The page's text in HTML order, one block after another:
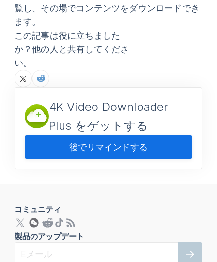
覧し、その場でコンテンツをダウンロードでき
ます。
この記事は役に立ちました
か？他の人と共有してくださ
い。
4K Video Downloader
Plus をゲットする
後でリマインドする
コミュニティ
製品のアップデート